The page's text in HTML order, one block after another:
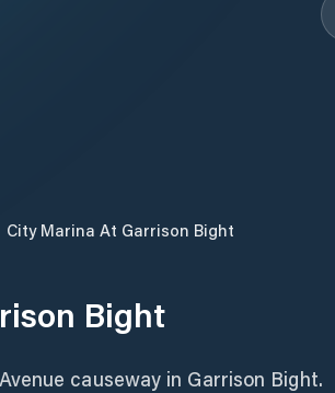
City Marina At Garrison Bight
Bight
causeway in Garrison Bight.